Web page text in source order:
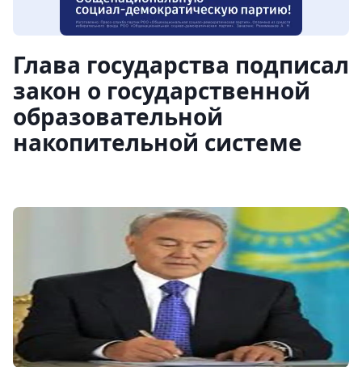
Глава государства подписал
закон о государственной
образовательной
накопительной системе